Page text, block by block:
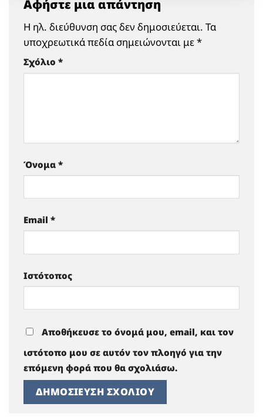
Αφήστε μια απάντηση
Η ηλ. διεύθυνση σας δεν δημοσιεύεται. Τα
υποχρεωτικά πεδία σημειώνονται με*
Σχόλιο *
Όνομα *
Email *
Ιστότοπος
Αποθήκευσε το όνομά μου, email, και τον
ιστότοπο μου σε αυτόν τον πλοηγό για την
επόμενη φορά που θα σχολιάσω.